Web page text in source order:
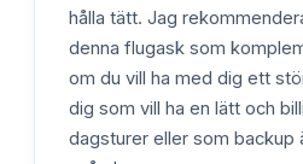
hålla tätt. Jag
denna flugask som
om du vill ha med dig ett
dig som vill ha en lätt och
dagsturer eller som backup